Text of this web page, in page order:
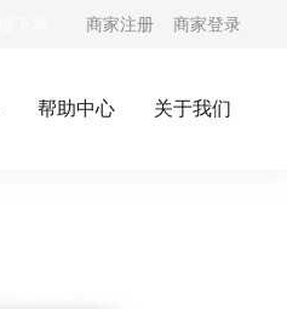
商家注册 商家登录
帮助中心 关于我们